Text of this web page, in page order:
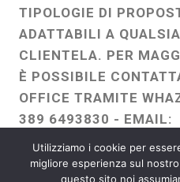
TIPOLOGIE DI
ADATTABILI A
CLIENTELA. PER
È POSSIBILE
OFFICE TRAMITE
389 6493830 - EMAIL:
WEBMASTER :
Utilizziamo i cookie per
migliore esperienza sul
questo sito noi